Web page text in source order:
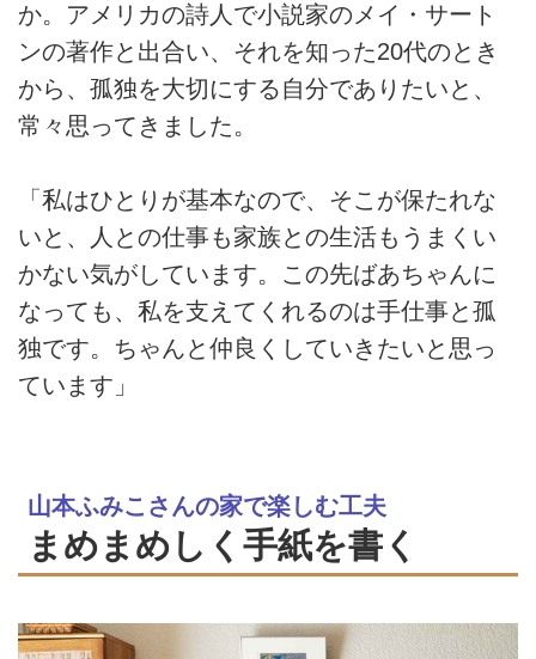
か。アメリカの詩人で小説家のメイ・サート
ンの著作と出合い、それを知った20代のとき
から、孤独を大切にする自分でありたいと、
常々思ってきました。
「私はひとりが基本なので、そこが保たれな
いと、人との仕事も家族との生活もうまくい
かない気がしています。この先ばあちゃんに
なっても、私を支えてくれるのは手仕事と孤
独です。ちゃんと仲良くしていきたいと思っ
ています」
山本ふみこさんの家で楽しむ工夫
まめまめしく手紙を書く